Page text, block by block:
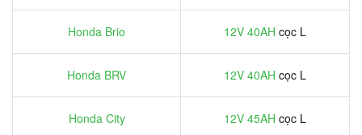
Honda Brio 12V 40AH cọc L
Honda BRV 12V 40AH cọc L
Honda City 12V 45AH cọc L